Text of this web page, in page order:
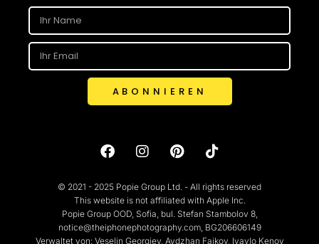
ABONNIEREN
© 2021 - 2025 Popie Group Ltd. - All rights reserved
This website is not affiliated with Apple Inc.
Popie Group OOD, Sofia, bul. Stefan Stambolov 8,
notice@theiphonephotography.com, BG206606149
Verwaltet von: Veselin Georgiev, Aydzhan Faikov, Ivaylo Kenov